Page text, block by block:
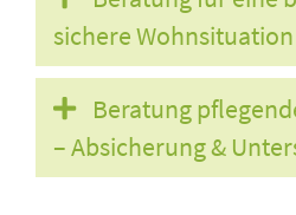
sichere Wohnsituation
Beratung
– Absicherung &